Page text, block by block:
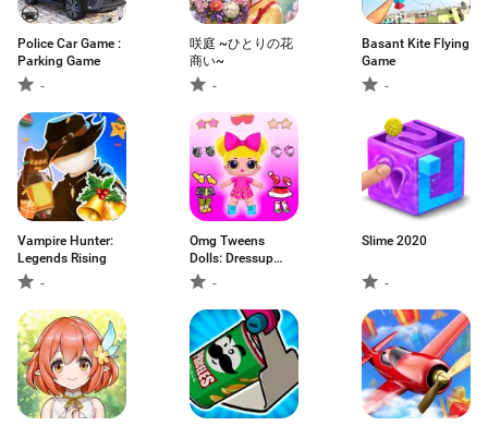
Police Car Game :
Parking Game
-
咲庭 ~ひとりの花
商い~
-
Basant Kite Flying
Game
-
Vampire Hunter:
Legends Rising
-
Omg Tweens
Dolls: Dressup
Game-
Slime 2020
-